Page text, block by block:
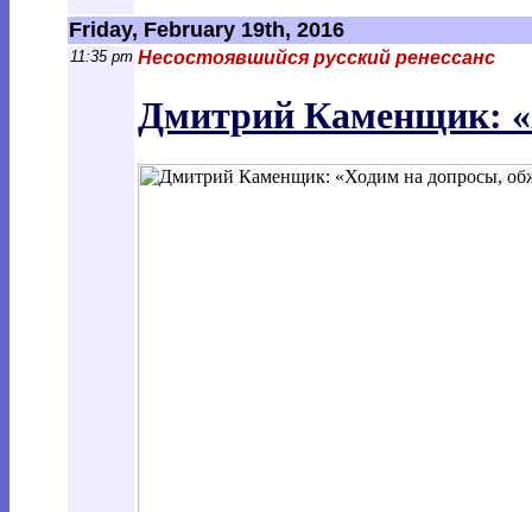
Friday, February 19th, 2016
11:35 pm Несостоявшийся русский ренессанс
Дмитрий Каменщик: